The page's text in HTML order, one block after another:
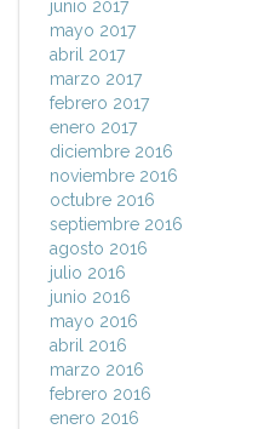
junio 2017
mayo 2017
abril 2017
marzo 2017
febrero 2017
enero 2017
diciembre 2016
noviembre 2016
octubre 2016
septiembre 2016
agosto 2016
julio 2016
junio 2016
mayo 2016
abril 2016
marzo 2016
febrero 2016
enero 2016